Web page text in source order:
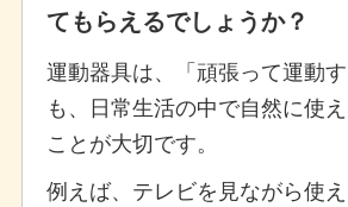
てもらえるでしょうか？
運動器具は、「頑張って運動
も、日常生活の中で自然に使
ことが大切です。
例えば、テレビを見ながら使